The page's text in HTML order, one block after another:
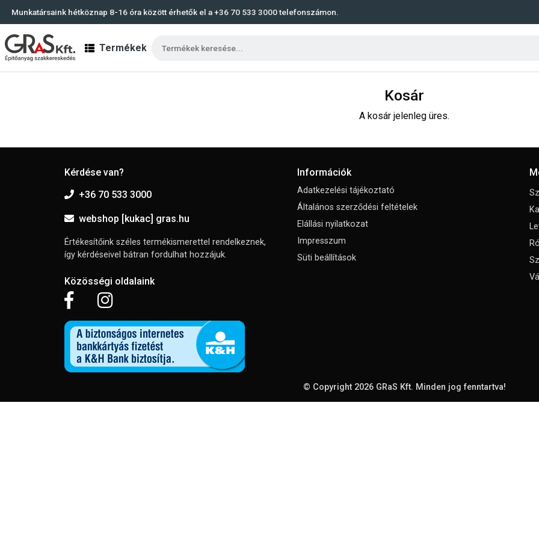
Munkatársaink hétköznap 8-16 óra között érhetők el a+36 70 533 3000telefonszámon.
Termékek
Kosár
A kosár jelenleg üres.
Kérdése van?
+36 70 533 3000
webshop [kukac] gras.hu
Értékesítőink széles termékismerettel rendelkeznek,
így kérdéseivel bátran fordulhat hozzájuk.
Közösségi oldalaink
Információk
Adatkezelési tájékoztató
Általános szerződési feltételek
Elállási nyilatkozat
Impresszum
Süti beállítások
© Copyright 2026 GRaS Kft. Minden jog fenntartva!